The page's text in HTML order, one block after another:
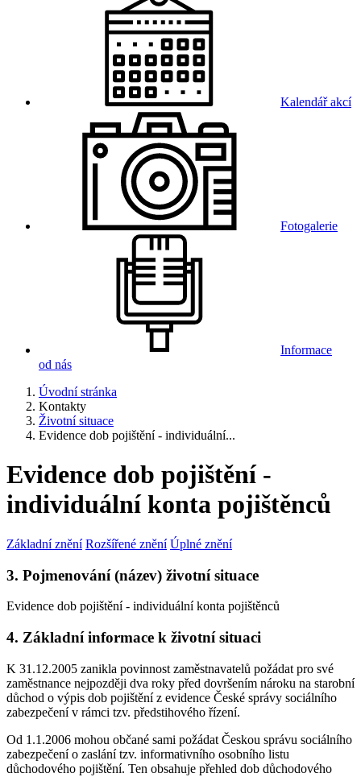
Kalendář akcí
Fotogalerie
Informace
od nás
Úvodní stránka
Kontakty
Životní situace
Evidence dob pojištění - individuální...
Evidence dob pojištění -
individuální konta pojištěnců
Základní znění Rozšířené znění Úplné znění
3. Pojmenování (název) životní situace
Evidence dob pojištění - individuální konta pojištěnců
4. Základní informace k životní situaci
K 31.12.2005 zanikla povinnost zaměstnavatelů požádat pro své
zaměstnance nejpozději dva roky před dovršením nároku na starobní
důchod o výpis dob pojištění z evidence České správy sociálního
zabezpečení v rámci tzv. předstihového řízení.
Od 1.1.2006 mohou občané sami požádat Českou správu sociálního
zabezpečení o zaslání tzv. informativního osobního listu
důchodového pojištění. Ten obsahuje přehled dob důchodového